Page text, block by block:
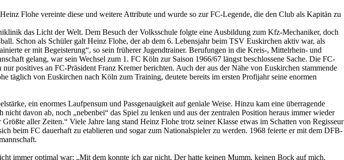
Flohe vereinte diese und weitere Attribute und wurde so zur FC-Legende, die den Club als Kapitän zu
das Licht der Welt. Dem Besuch der Volksschule folgte eine Ausbildung zum Kfz-Mechaniker, doch
Schon als Schüler galt Heinz Flohe, der ab dem 6. Lebensjahr beim TSV Euskirchen aktiv war, als
er mit Begeisterung“, so sein früherer Jugendtrainer. Berufungen in die Kreis-, Mittelrhein- und
gelang, war sein Wechsel zum 1. FC Köln zur Saison 1966/67 längst beschlossene Sache. Die FC-
positives an FC-Präsident Franz Kremer berichten. Auch der aus der Nähe von Euskirchen stammende
von Euskirchen nach Köln zum Training, deutete bereits im ersten Profijahr seine enormen
ein enormes Laufpensum und Passgenauigkeit auf geniale Weise. Hinzu kam eine überragende
davon ab, noch „nebenbei“ das Spiel zu lenken und aus der zentralen Position heraus immer wieder
aller Zeiten.“ Viele Jahre lang stand Heinz Flohe trotz seiner Klasse etwas im Schatten von Regisseur
beim FC dauerhaft zu etablieren und sogar zum Nationalspieler zu werden. 1968 feierte er mit dem DFB-
immer optimal war: „Mit dem konnte ich gar nicht. Der hatte keinen Mumm, keinen Bock auf mich.